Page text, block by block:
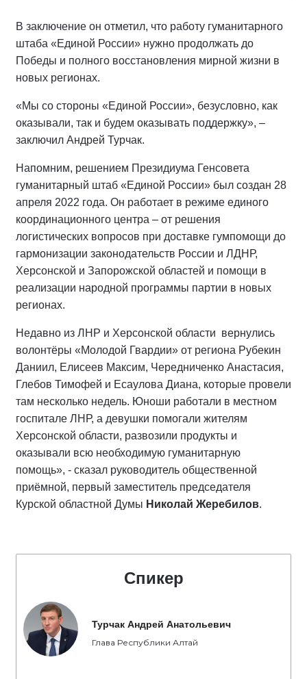
В заключение он отметил, что работу гуманитарного
штаба «Единой России» нужно продолжать до
Победы и полного восстановления мирной жизни в
новых регионах.
«Мы со стороны «Единой России», безусловно, как
оказывали, так и будем оказывать поддержку», –
заключил Андрей Турчак.
Напомним, решением Президиума Генсовета
гуманитарный штаб «Единой России» был создан 28
апреля 2022 года. Он работает в режиме единого
координационного центра – от решения
логистических вопросов при доставке гумпомощи до
гармонизации законодательств России и ЛДНР,
Херсонской и Запорожской областей и помощи в
реализации народной программы партии в новых
регионах.
Недавно из ЛНР и Херсонской области вернулись
волонтёры «Молодой Гвардии» от региона Рубекин
Даниил, Елисеев Максим, Чередниченко Анастасия,
Глебов Тимофей и Есаулова Диана, которые провели
там несколько недель. Юноши работали в местном
госпитале ЛНР, а девушки помогали жителям
Херсонской области, развозили продукты и
оказывали всю необходимую гуманитарную
помощь», - сказал руководитель общественной
приёмной, первый заместитель председателя
Курской областной Думы Николай Жеребилов.
Спикер
Турчак Андрей Анатольевич
Глава Республики Алтай